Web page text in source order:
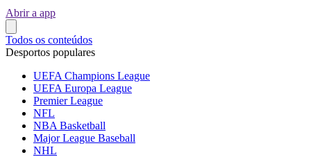
Abrir a app
Todos os conteúdos
Desportos populares
UEFA Champions League
UEFA Europa League
Premier League
NFL
NBA Basketball
Major League Baseball
NHL